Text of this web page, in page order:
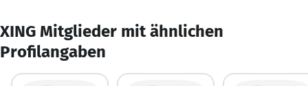
XING Mitglieder mit ähnlichen
Profilangaben